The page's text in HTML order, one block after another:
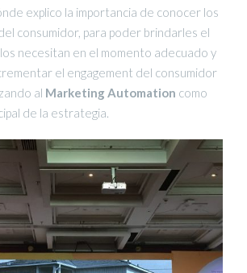
explico la importancia de conocer los
consumidor, para poder brindarles el
necesitan en el momento adecuado y
el engagement del consumidor
al Marketing Automation como
de la estrategia.